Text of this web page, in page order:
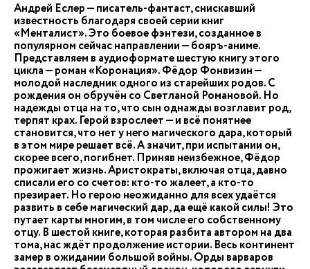
Андрей Еслер — писатель-фантаст, снискавший
известность благодаря своей серии книг
«Менталист». Это боевое фэнтези, созданное в
популярном сейчас направлении — бояръ-аниме.
Представляем в аудиоформате шестую книгу этого
цикла — роман «Коронация». Фёдор Фонвизин —
молодой наследник одного из старейших родов. С
рождения он обручён со Светланой Романовой. Но
надежды отца на то, что сын однажды возглавит род,
терпят крах. Герой взрослеет — и всё понятнее
становится, что нет у него магического дара, который
в этом мире решает всё. А значит, при испытании он,
скорее всего, погибнет. Приняв неизбежное, Фёдор
прожигает жизнь. Аристократы, включая отца, давно
списали его со счетов: кто-то жалеет, а кто-то
презирает. Но герою неожиданно для всех удаётся
развить в себе магический дар, да ещё какой силы! Это
путает карты многим, в том числе его собственному
отцу. В шестой книге, которая разбита автором на два
тома, нас ждёт продолжение истории. Весь континент
замер в ожидании большой войны. Орды варваров